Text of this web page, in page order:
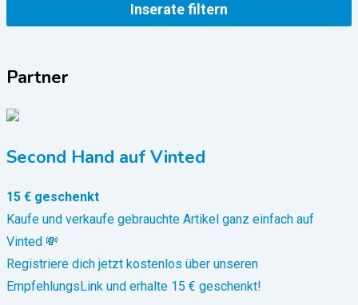
Inserate filtern
Partner
Second Hand auf Vinted
15 € geschenkt
Kaufe und verkaufe gebrauchte Artikel ganz einfach auf
Vinted 💸
Registriere dich jetzt kostenlos über unseren
EmpfehlungsLink und erhalte 15 € geschenkt!